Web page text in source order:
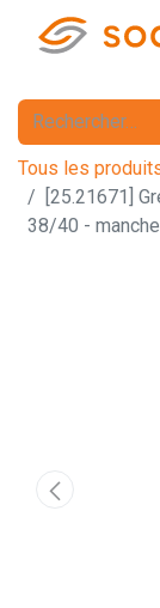
Tous les
[25.21671]
38/40 -